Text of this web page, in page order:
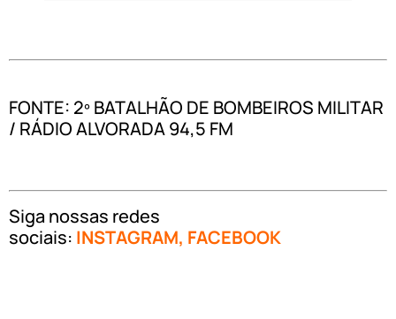
FONTE: 2º BATALHÃO DE BOMBEIROS MILITAR
/ RÁDIO ALVORADA 94,5 FM
Siga nossas redes
sociais: INSTAGRAM, FACEBOOK